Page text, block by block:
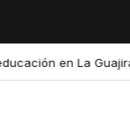
en La Guajira